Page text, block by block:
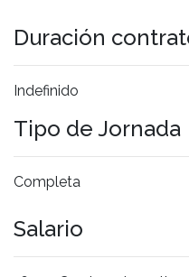
Duración
Indefinido
Tipo de Jornada
Completa
Salario